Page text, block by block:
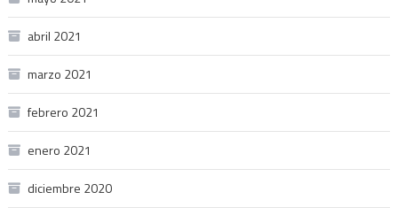
abril 2021
marzo 2021
febrero 2021
enero 2021
diciembre 2020